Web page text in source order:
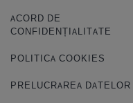
ACORD DE
CONFIDENȚIALITATE
POLITICA COOKIES
PRELUCRAREA DATELOR